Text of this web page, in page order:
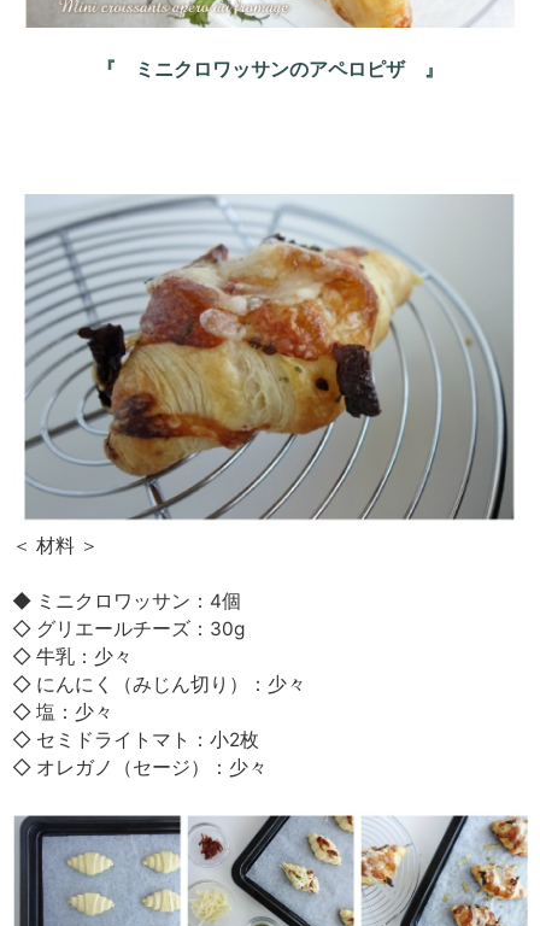
『 ミニクロワッサンのアペロピザ 』
＜ 材料 ＞
◆ ミニクロワッサン：4個
◇ グリエールチーズ：30g
◇ 牛乳：少々
◇ にんにく（みじん切り）：少々
◇ 塩：少々
◇ セミドライトマト：小2枚
◇ オレガノ（セージ）：少々